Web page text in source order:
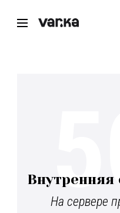
Внутренняя
На сервере